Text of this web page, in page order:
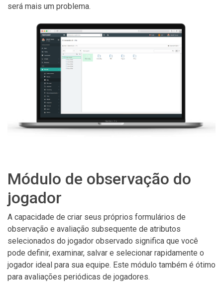
será mais um problema.
Módulo de observação do
jogador
A capacidade de criar seus próprios formulários de
observação e avaliação subsequente de atributos
selecionados do jogador observado significa que você
pode definir, examinar, salvar e selecionar rapidamente o
jogador ideal para sua equipe. Este módulo também é ótimo
para avaliações periódicas de jogadores.